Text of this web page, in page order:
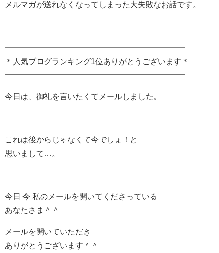
メルマガが送れなくなってしまった大失敗なお話です。
━━━━━━━━━━━━━━━━━━━━━━━
＊人気ブログランキング1位ありがとうございます＊
━━━━━━━━━━━━━━━━━━━━━━━
今日は、御礼を言いたくてメールしました。
これは後からじゃなくて今でしょ！と
思いまして…。
今日 今 私のメールを開いてくださっている
あなたさま＾＾
メールを開いていただき
ありがとうございます＾＾